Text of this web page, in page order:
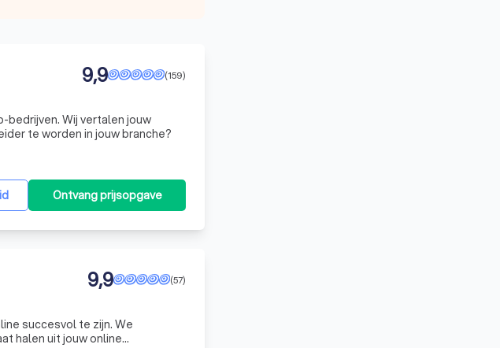
(159)
9,9
Wij vertalen jouw
te worden in jouw branche?
Ontvang prijsopgave
(57)
9,9
succesvol te zijn. We
halen uit jouw online